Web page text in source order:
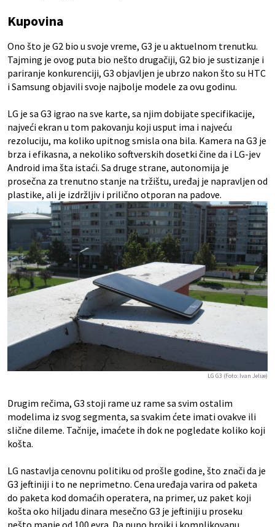
Kupovina
Ono što je G2 bio u svoje vreme, G3 je u aktuelnom trenutku.
Tajming je ovog puta bio nešto drugačiji, G2 bio je sustizanje i
pariranje konkurenciji, G3 objavljen je ubrzo nakon što su HTC
i Samsung objavili svoje najbolje modele za ovu godinu.
LG je sa G3 igrao na sve karte, sa njim dobijate specifikacije,
najveći ekran u tom pakovanju koji usput ima i najveću
rezoluciju, ma koliko upitnog smisla ona bila. Kamera na G3 je
brza i efikasna, a nekoliko softverskih dosetki čine da i LG-jev
Android ima šta istaći. Sa druge strane, autonomija je
prosečna za trenutno stanje na tržištu, uređaj je napravljen od
plastike, ali je izdržljiv i prilično otporan na padove.
LG G3 (Foto: Ivan Jeliæ)
Drugim rečima, G3 stoji rame uz rame sa svim ostalim
modelima iz svog segmenta, sa svakim ćete imati ovakve ili
slične dileme. Tačnije, imaćete ih dok ne pogledate koliko koji
košta.
LG nastavlja cenovnu politiku od prošle godine, što znači da je
G3 jeftiniji i to ne neprimetno. Cena uređaja varira od paketa
do paketa kod domaćih operatera, na primer, uz paket koji
košta oko hiljadu dinara mesečno G3 je jeftiniji u proseku